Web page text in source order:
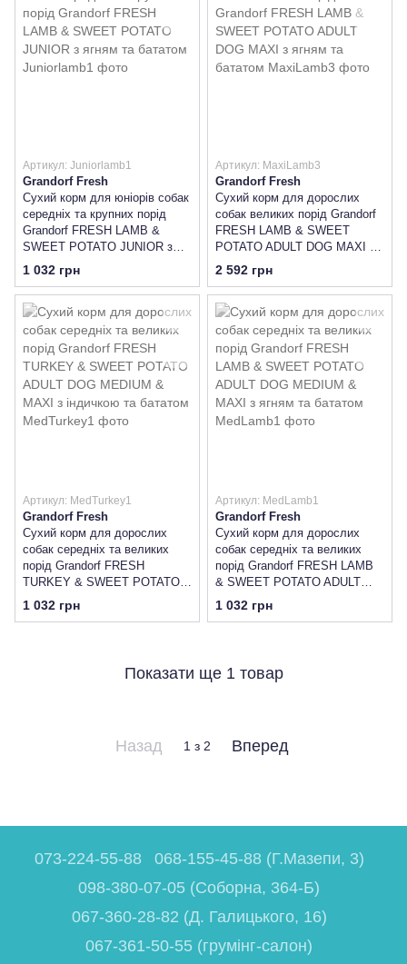
Артикул: Juniorlamb1
Grandorf Fresh
Сухий корм для юніорів собак
середніх та крупних порід
Grandorf FRESH LAMB &
SWEET POTATO JUNIOR з
ягням та бататом
1 032 грн
Артикул: MaxiLamb3
Grandorf Fresh
Сухий корм для дорослих
собак великих порід Grandorf
FRESH LAMB & SWEET
POTATO ADULT DOG MAXI з
ягням та бататом
2 592 грн
Артикул: MedTurkey1
Grandorf Fresh
Сухий корм для дорослих
собак середніх та великих
порід Grandorf FRESH
TURKEY & SWEET POTATO
ADULT DOG MEDIUM & MAXI
з індичкою та бататом
1 032 грн
Артикул: MedLamb1
Grandorf Fresh
Сухий корм для дорослих
собак середніх та великих
порід Grandorf FRESH LAMB
& SWEET POTATO ADULT
DOG MEDIUM & MAXI з ягням
та бататом
1 032 грн
Показати ще 1 товар
Назад 1 з 2 Вперед
073-224-55-88
068-155-45-88 (Г.Мазепи, 3)
098-380-07-05 (Соборна, 364-Б)
067-360-28-82 (Д. Галицького, 16)
067-361-50-55 (грумінг-салон)